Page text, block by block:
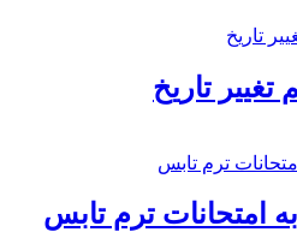
تغییر تاریخ
امتحانات ترم تابس